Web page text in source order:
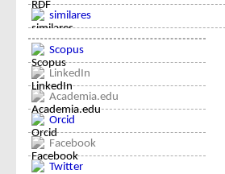
similares
Scopus
LinkedIn
Academia.edu
Orcid
Facebook
Twitter